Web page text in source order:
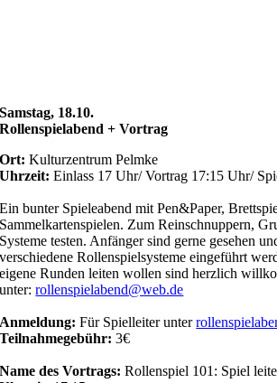
Samstag, 18.10.
Rollenspielabend + Vortrag
Ort: Kulturzentrum Pelmke
Uhrzeit: Einlass 17 Uhr/ Vortrag 17:15 Uhr/
Ein bunter Spieleabend mit Pen&Paper,
Sammelkartenspielen. Zum Reinschnuppern,
Systeme testen. Anfänger sind gerne gesehen
verschiedene Rollenspielsysteme eingeführt
eigene Runden leiten wollen sind herzlich
unter:rollenspielabend@web.de
Anmeldung:Für Spielleiter unter
Teilnahmegebühr: 3€
Name des Vortrags: Rollenspiel 101: Spiel